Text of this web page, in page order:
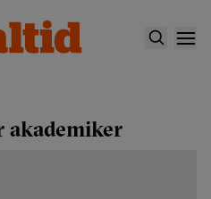
akademiker